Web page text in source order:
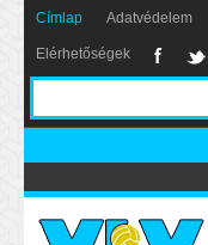
Címlap Adatvédelem
Elérhetőségek